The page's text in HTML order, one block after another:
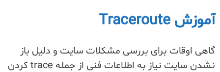
آموزش Traceroute
گاهی اوقات برای بررسی مشکلات سایت و دلیل باز
نشدن سایت نیاز به اطلاعات فنی از جمله trace کردن